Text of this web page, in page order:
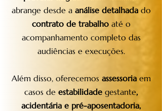
abrange desde a análise detalhadado
contrato de trabalhoaté o
acompanhamento completo das
audiências e execuções.
Além disso, oferecemos assessoria em
casos de estabilidade gestante,
acidentária e pré-aposentadoria,